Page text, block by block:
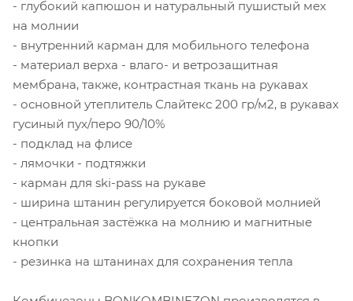
- глубокий капюшон и натуральный пушистый мех
на молнии
- внутренний карман для мобильного телефона
- материал верха - влаго- и ветрозащитная
мембрана, также, контрастная ткань на рукавах
- основной утеплитель Слайтекс 200 гр/м2, в рукавах
гусиный пух/перо 90/10%
- подклад на флисе
- лямочки - подтяжки
- карман для ski-pass на рукаве
- ширина штанин регулируется боковой молнией
- центральная застёжка на молнию и магнитные
кнопки
- резинка на штанинах для сохранения тепла